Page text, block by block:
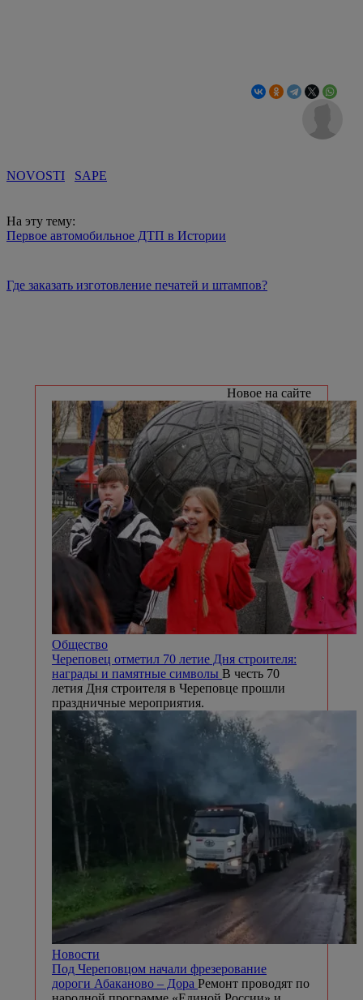
NOVOSTI SAPE
На эту тему:
Первое автомобильное ДТП в Истории
Где заказать изготовление печатей и штампов?
Новое на сайте
Общество
Череповец отметил 70 летие Дня строителя:
награды и памятные символы В честь 70
летия Дня строителя в Череповце прошли
праздничные мероприятия.
Новости
Под Череповцом начали фрезерование
дороги Абаканово – Дора Ремонт проводят по